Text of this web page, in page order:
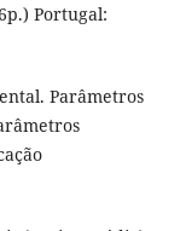
Portugal:
Parâmetros